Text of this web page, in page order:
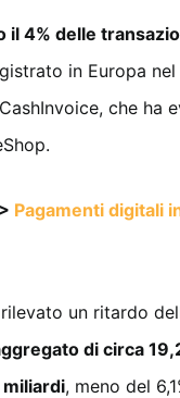
il 4% delle
in Europa
che ha
Pagamenti digitali
rilevato un ritardo
di circa
miliardi, meno del